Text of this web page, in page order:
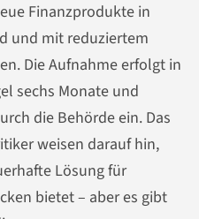
Finanzprodukte in
und mit reduziertem
Die Aufnahme erfolgt in
sechs Monate und
die Behörde ein. Das
weisen darauf hin,
Lösung für
bietet – aber es gibt